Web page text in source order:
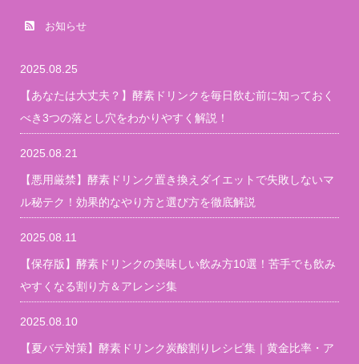
お知らせ
2025.08.25
【あなたは大丈夫？】酵素ドリンクを毎日飲む前に知っておく
べき3つの落とし穴をわかりやすく解説！
2025.08.21
【悪用厳禁】酵素ドリンク置き換えダイエットで失敗しないマ
ル秘テク！効果的なやり方と選び方を徹底解説
2025.08.11
【保存版】酵素ドリンクの美味しい飲み方10選！苦手でも飲み
やすくなる割り方＆アレンジ集
2025.08.10
【夏バテ対策】酵素ドリンク炭酸割りレシピ集｜黄金比率・ア